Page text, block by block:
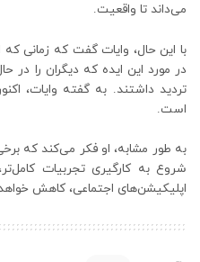
می‌داند تا واقعیت.
با این حال، وایات گفت که زمانی
در مورد این ایده که دیگران را در
تردید داشتند. به گفته وایات،
است.
شروع به کارگیری تجربیات
اپلیکیشن‌های اجتماعی، کاهش